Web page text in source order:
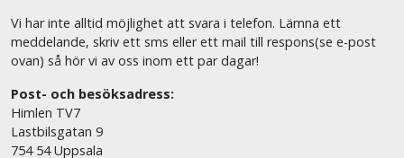
Vi har inte alltid möjlighet att svara i telefon. Lämna ett
meddelande, skriv ett sms eller ett mail till respons(se e-post
ovan) så hör vi av oss inom ett par dagar!
Post- och besöksadress:
Himlen TV7
Lastbilsgatan 9
754 54 Uppsala